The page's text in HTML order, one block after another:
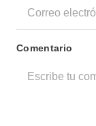
Comentario